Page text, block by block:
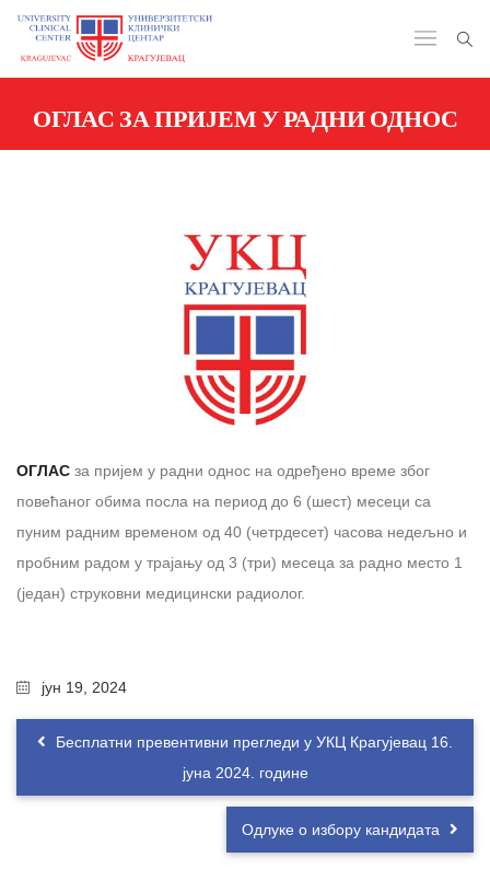
ОГЛАС ЗА ПРИЈЕМ У РАДНИ ОДНОС
ОГЛАС за пријем у радни однос на одређено време због
повећаног обима посла на период до 6 (шест) месеци са
пуним радним временом од 40 (четрдесет) часова недељно и
пробним радом у трајању од 3 (три) месеца за радно место 1
(један) струковни медицински радиолог.
јун 19, 2024
Бесплатни превентивни прегледи у УКЦ Крагујевац 16.
јуна 2024. године
Одлуке о избору кандидата